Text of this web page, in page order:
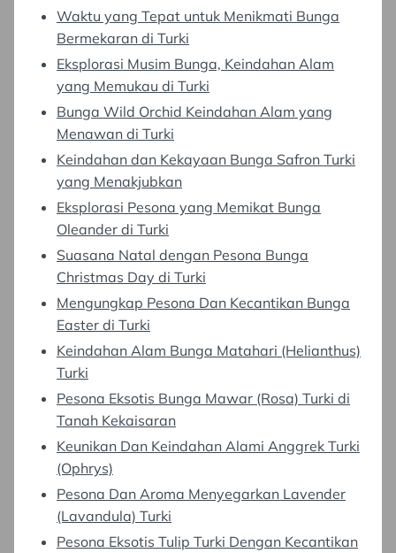
Waktu yang Tepat untuk Menikmati Bunga
Bermekaran di Turki
Eksplorasi Musim Bunga, Keindahan Alam
yang Memukau di Turki
Bunga Wild Orchid Keindahan Alam yang
Menawan di Turki
Keindahan dan Kekayaan Bunga Safron Turki
yang Menakjubkan
Eksplorasi Pesona yang Memikat Bunga
Oleander di Turki
Suasana Natal dengan Pesona Bunga
Christmas Day di Turki
Mengungkap Pesona Dan Kecantikan Bunga
Easter di Turki
Keindahan Alam Bunga Matahari (Helianthus)
Turki
Pesona Eksotis Bunga Mawar (Rosa) Turki di
Tanah Kekaisaran
Keunikan Dan Keindahan Alami Anggrek Turki
(Ophrys)
Pesona Dan Aroma Menyegarkan Lavender
(Lavandula) Turki
Pesona Eksotis Tulip Turki Dengan Kecantikan